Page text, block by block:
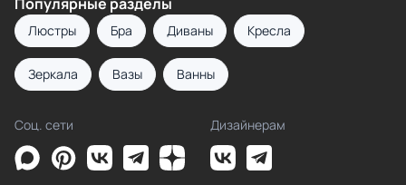
Люстры Бра Диваны Кресла
Зеркала Вазы Ванны
Соц. сети Дизайнерам